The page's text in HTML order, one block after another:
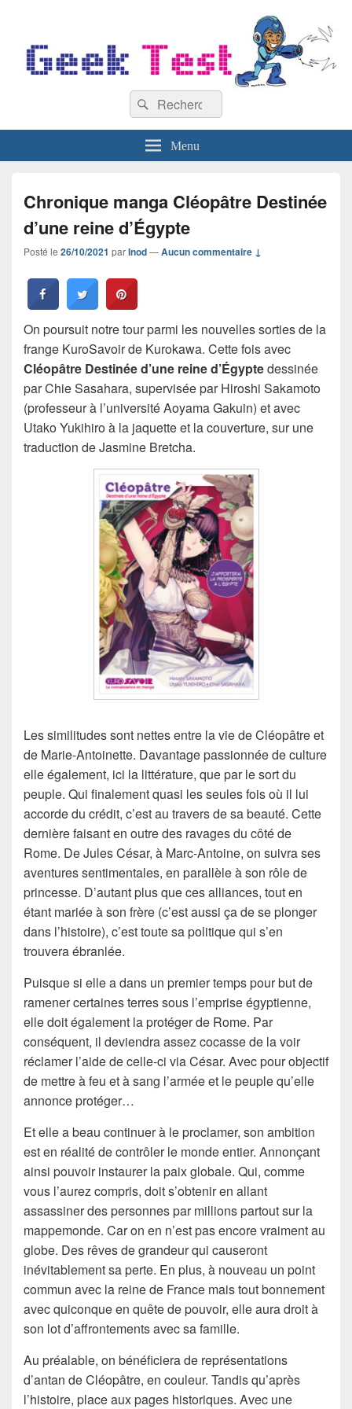
Recherche :
Rechercher
Menu
Chronique manga Cléopâtre Destinée
d’une reine d’Égypte
Posté le 26/10/2021 parInod—Aucun commentaire ↓
On poursuit notre tour parmi les nouvelles sorties de la
frange KuroSavoir de Kurokawa. Cette fois avec
Cléopâtre Destinée d’une reine d’Égyptedessinée
par Chie Sasahara, supervisée par Hiroshi Sakamoto
(professeur à l’université Aoyama Gakuin) et avec
Utako Yukihiro à la jaquette et la couverture, sur une
traduction de Jasmine Bretcha.
Les similitudes sont nettes entre la vie de Cléopâtre et
de Marie-Antoinette. Davantage passionnée de culture
elle également, ici la littérature, que par le sort du
peuple. Qui finalement quasi les seules fois où il lui
accorde du crédit, c’est au travers de sa beauté. Cette
dernière faisant en outre des ravages du côté de
Rome. De Jules César, à Marc-Antoine, on suivra ses
aventures sentimentales, en parallèle à son rôle de
princesse. D’autant plus que ces alliances, tout en
étant mariée à son frère (c’est aussi ça de se plonger
dans l’histoire), c’est toute sa politique qui s’en
trouvera ébranlée.
Puisque si elle a dans un premier temps pour but de
ramener certaines terres sous l’emprise égyptienne,
elle doit également la protéger de Rome. Par
conséquent, il deviendra assez cocasse de la voir
réclamer l’aide de celle-ci via César. Avec pour objectif
de mettre à feu et à sang l’armée et le peuple qu’elle
annonce protéger…
Et elle a beau continuer à le proclamer, son ambition
est en réalité de contrôler le monde entier. Annonçant
ainsi pouvoir instaurer la paix globale. Qui, comme
vous l’aurez compris, doit s’obtenir en allant
assassiner des personnes par millions partout sur la
mappemonde. Car on en n’est pas encore vraiment au
globe. Des rêves de grandeur qui causeront
inévitablement sa perte. En plus, à nouveau un point
commun avec la reine de France mais tout bonnement
avec quiconque en quête de pouvoir, elle aura droit à
son lot d’affrontements avec sa famille.
Au préalable, on bénéficiera de représentations
d’antan de Cléopâtre, en couleur. Tandis qu’après
l’histoire, place aux pages historiques. Avec une